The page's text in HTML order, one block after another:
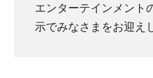
エンターテインメント
示でみなさまをお迎え